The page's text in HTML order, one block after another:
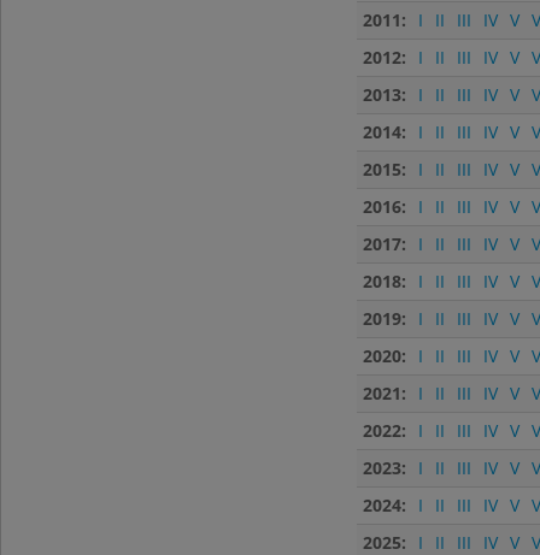
2011:
I II III IV V
2012:
I II III IV V
2013:
I II III IV V
2014:
I II III IV V
2015:
I II III IV V
2016:
I II III IV V
2017:
I II III IV V
2018:
I II III IV V
2019:
I II III IV V
2020:
I II III IV V
2021:
I II III IV V
2022:
I II III IV V
2023:
I II III IV V
2024:
I II III IV V
2025:
I II III IV V